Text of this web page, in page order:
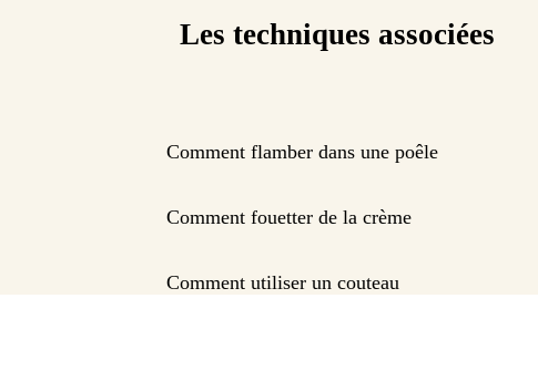
Les techniques associées
Comment flamber dans une poêle
Comment fouetter de la crème
Comment utiliser un couteau